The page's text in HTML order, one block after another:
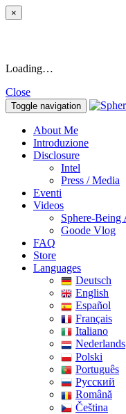
×
Loading…
Close
Toggle navigation
About Me
Introduzione
Disclosure
Intel
Press / Media
Eventi
Videos
Sphere-Being
Goode Vlog
FAQ
Store
Languages
Deutsch
English
Español
Français
Italiano
Nederlands
Polski
Português
Pусский
Română
Čeština